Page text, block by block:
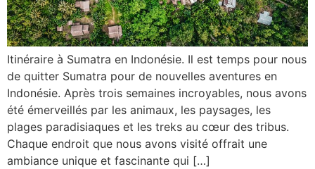
Itinéraire à Sumatra en Indonésie. Il est temps pour nous
de quitter Sumatra pour de nouvelles aventures en
Indonésie. Après trois semaines incroyables, nous avons
été émerveillés par les animaux, les paysages, les
plages paradisiaques et les treks au cœur des tribus.
Chaque endroit que nous avons visité offrait une
ambiance unique et fascinante qui […]